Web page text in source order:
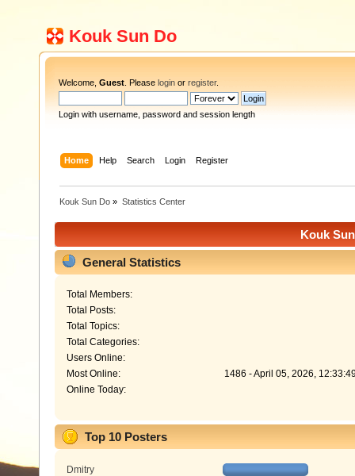
Kouk Sun Do
Welcome, Guest . Please login or register.
Login with username, password and session length
Home Help Search Login Register
Kouk Sun Do » Statistics Center
Kouk
General Statistics
Total Members:
Total Posts:
Total Topics:
Total Categories:
Users Online:
Most Online:
1486 - April 05, 2026,
Online Today:
Top 10 Posters
Dmitry